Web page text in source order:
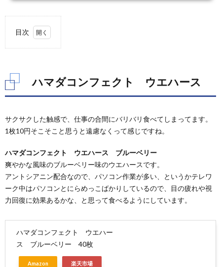
り大人二人＋小さな子供一人程度...
目次
1.
ト
ス
2.
ダコ
ンフ
ェク
バラ
ンス
ー
2.1.
しっと
プ
ハマダコンフェクト ウエハース
サクサクした触感で、仕事の合間にバリバリ食べてしまってます。
1枚10円そこそこと思うと遠慮なくって感じですね。
ハマダコンフェクト ウエハース ブルーベリー
爽やかな風味のブルーベリー味のウエハースです。
アントシアニン配合なので、パソコン作業が多い、というかテレワ
ーク中はパソコンとにらめっこばかりしているので、目の疲れや視
力回復に効果あるかな、と思って食べるようにしています。
ハマダコンフェクト ウエハー
ス ブルーベリー 40枚
Amazon 楽天市場